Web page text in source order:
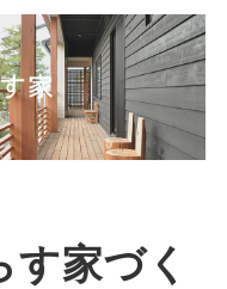
す家づく